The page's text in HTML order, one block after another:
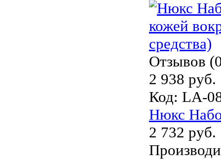
Отзывов
2 938 руб.
Код: LA-
Нюкс
2 732 руб.